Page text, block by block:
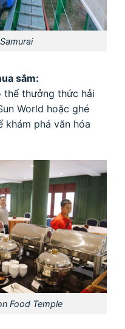
sắm:
thể thưởng thức hải
World hoặc ghé
khám phá văn hóa
Food Temple